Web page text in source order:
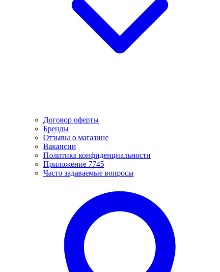
Договор оферты
Бренды
Отзывы о магазине
Вакансии
Политика конфиденциальности
Приложение 7745
Часто задаваемые вопросы